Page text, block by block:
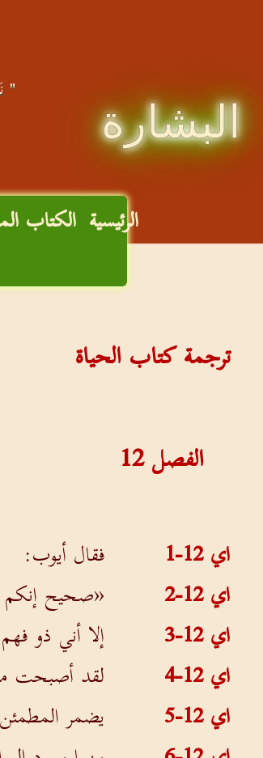
البشارة
"
الرئيسية الكتاب
ترجمة كتاب الحياة
الفصل12
اي 12-1
فقال أيوب:
اي 12-2
«صحيح
اي 12-3
إلا أني ذو
اي 12-4
لقد أصبحت
اي 12-5
يضمر